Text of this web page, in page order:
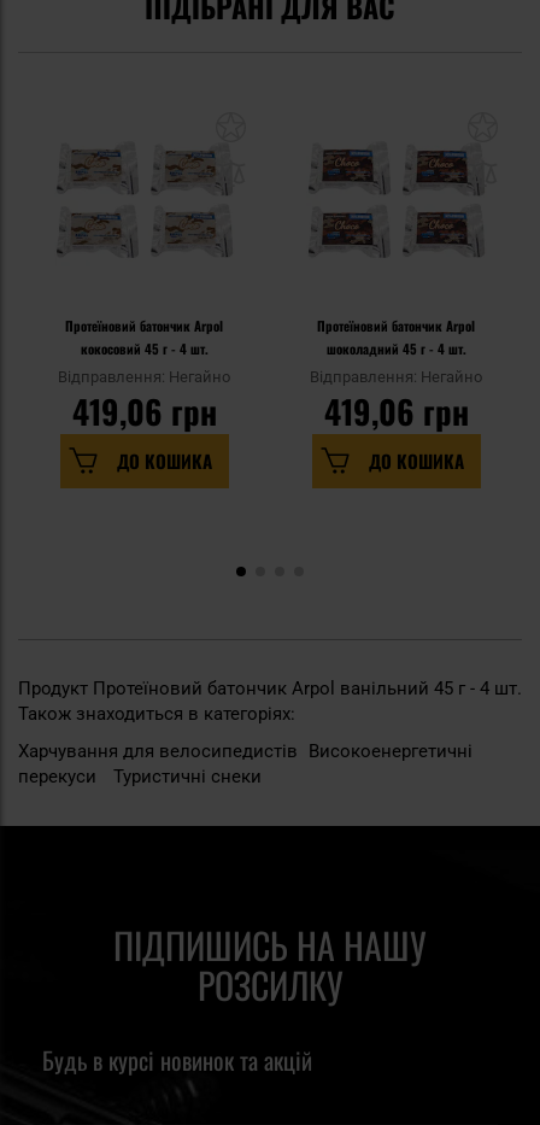
Протеїновий батончик Arpol
кокосовий 45 г - 4 шт.
Відправлення: Негайно
419,06 грн
ДО КОШИКА
Протеїновий батончик Arpol
шоколадний 45 г - 4 шт.
Відправлення: Негайно
419,06 грн
ДО КОШИКА
Продукт Протеїновий батончик Arpol ванільний 45 г - 4 шт.
Також знаходиться в категоріях:
Харчування для велосипедистів
Високоенергетичні
перекуси
Туристичні снеки
ПІДПИШИСЬ НА НАШУ
РОЗСИЛКУ
Будь в курсі новинок та акцій